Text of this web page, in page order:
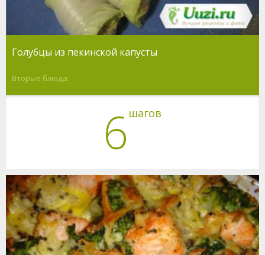
Голубцы из пекинской капусты
Вторые блюда
6 шагов